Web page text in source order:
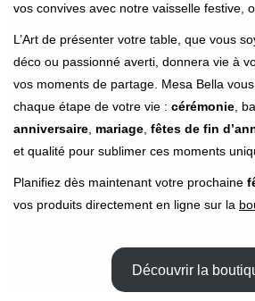
vos convives avec notre vaisselle festive,
L’Art de présenter votre table, que vous
déco ou passionné averti, donnera vie à
vos moments de partage. Mesa Bella
chaque étape de votre vie : cérémonie,
anniversaire, mariage, fêtes de fin
et qualité pour sublimer ces moments
Planifiez dès maintenant votre prochaine
vos produits directement en ligne sur la
Découvrir la